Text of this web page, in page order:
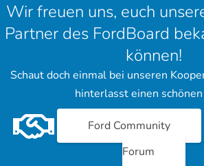
Wir freuen uns, euch
Partner des FordBoard
können!
Schaut doch einmal bei unseren
hinterlasst einen
Ford Community
Forum